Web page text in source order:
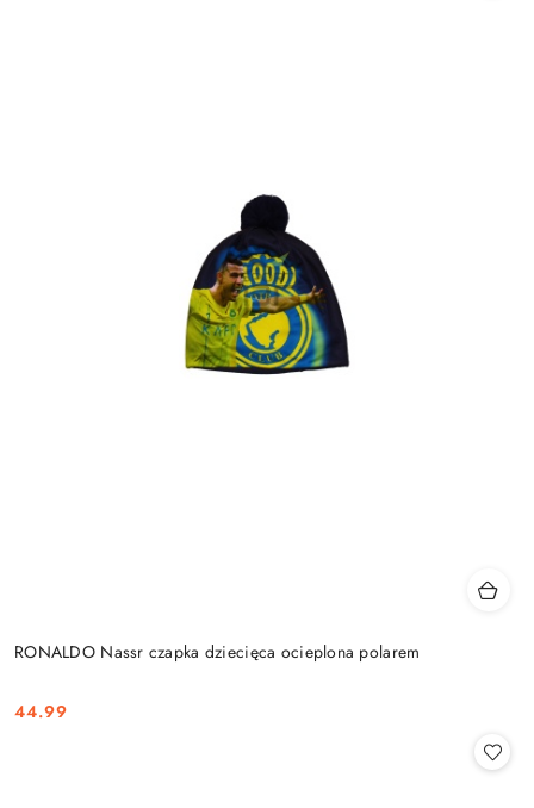
RONALDO Nassr czapka dziecięca ocieplona polarem
Cena:
44.99